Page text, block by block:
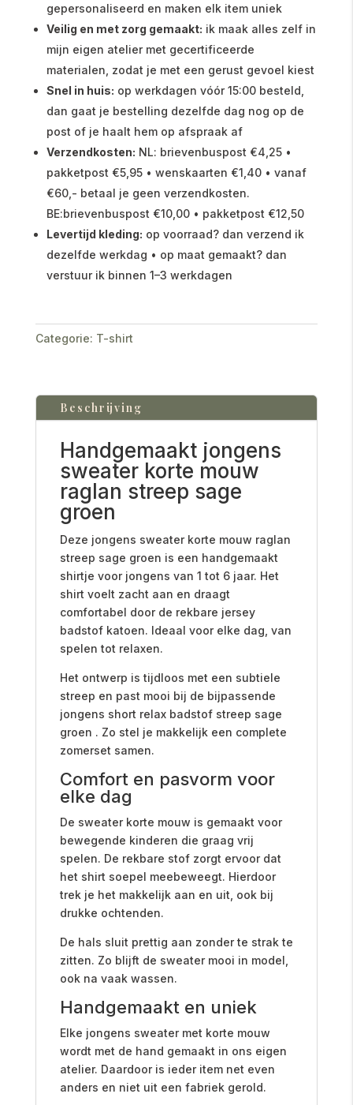
gepersonaliseerd en maken elk item uniek
Veilig en met zorg gemaakt: ik maak alles zelf in
mijn eigen atelier met gecertificeerde
materialen, zodat je met een gerust gevoel kiest
Snel in huis: op werkdagen vóór 15:00 besteld,
dan gaat je bestelling dezelfde dag nog op de
post of je haalt hem op afspraak af
Verzendkosten: NL: brievenbuspost €4,25 •
pakketpost €5,95 • wenskaarten €1,40 • vanaf
€60,- betaal je geen verzendkosten.
BE:brievenbuspost €10,00 • pakketpost €12,50
Levertijd kleding: op voorraad? dan verzend ik
dezelfde werkdag • op maat gemaakt? dan
verstuur ik binnen 1–3 werkdagen
Categorie: T-shirt
Beschrijving
Handgemaakt jongens
sweater korte mouw
raglan streep sage
groen
Deze jongens sweater korte mouw raglan
streep sage groen is een handgemaakt
shirtje voor jongens van 1 tot 6 jaar. Het
shirt voelt zacht aan en draagt
comfortabel door de rekbare jersey
badstof katoen. Ideaal voor elke dag, van
spelen tot relaxen.
Het ontwerp is tijdloos met een subtiele
streep en past mooi bij de bijpassende
jongens short relax badstof streep sage
groen . Zo stel je makkelijk een complete
zomerset samen.
Comfort en pasvorm voor
elke dag
De sweater korte mouw is gemaakt voor
bewegende kinderen die graag vrij
spelen. De rekbare stof zorgt ervoor dat
het shirt soepel meebeweegt. Hierdoor
trek je het makkelijk aan en uit, ook bij
drukke ochtenden.
De hals sluit prettig aan zonder te strak te
zitten. Zo blijft de sweater mooi in model,
ook na vaak wassen.
Handgemaakt en uniek
Elke jongens sweater met korte mouw
wordt met de hand gemaakt in ons eigen
atelier. Daardoor is ieder item net even
anders en niet uit een fabriek gerold.